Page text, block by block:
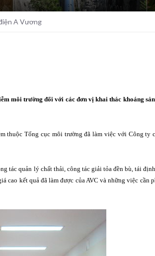
A Vương
môi trường đối với các đơn vị khai thác khoáng
thuộc Tổng cục môi trường đã làm việc với Công ty
tác quản lý chất thải, công tác giải tỏa đền bù, tái
cao kết quả đã làm được của AVC và những việc cần